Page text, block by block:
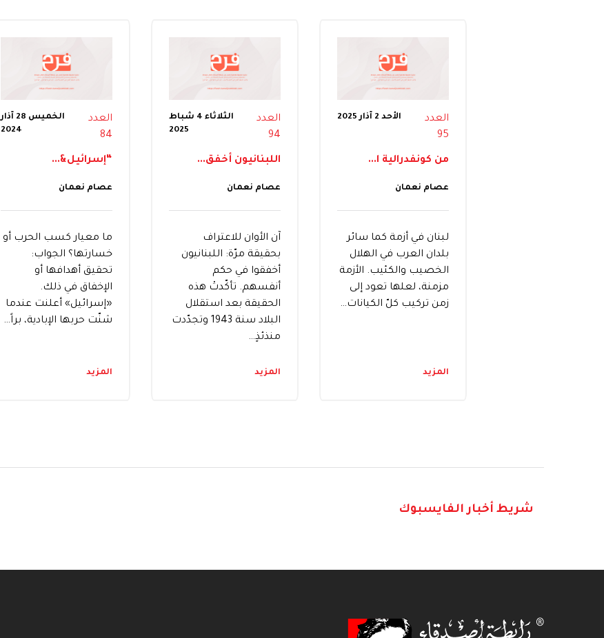
العدد
95
الأحد 2 آذار 2025
من كونفدرالية ا...
عصام نعمان
لبنان في أزمة كما سائر
بلدان العرب في الهلال
الخصيب والكئيب. الأزمة
مزمنة، لعلها تعود إلى
زمن تركيب كلّ الكيانات…
المزيد
العدد
94
الثلاثاء 4 شباط
2025
اللبنانيون أخفق...
عصام نعمان
آن الأوان للاعتراف
بحقيقة مرّة: اللبنانيون
أخفقوا في حكم
أنفسهم. تأكّدتْ هذه
الحقيقة بعد استقلال
البلاد سنة 1943 وتجدّدت
منذئذٍ…
المزيد
العدد
84
الخميس 28 آذار
2024
“إسرائيل&...
عصام نعمان
ما معيار كسب الحرب أو
خسارتها؟ الجواب:
تحقيق أهدافها أو
الإخفاق في ذلك.
«إسرائيل» أعلنت عندما
شنّت حربها الإبادية، براً…
المزيد
شريط أخبار الفايسبوك